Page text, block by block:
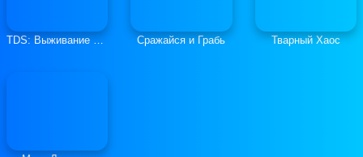
TDS: Выживание в Башне Судьбы Сражайся и Грабь Тварный Хаос